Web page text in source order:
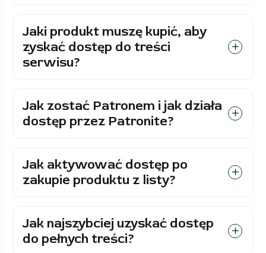
Jaki produkt muszę kupić, aby
zyskać dostęp do treści
serwisu?
Jak zostać Patronem i jak działa
dostęp przez Patronite?
Jak aktywować dostęp po
zakupie produktu z listy?
Jak najszybciej uzyskać dostęp
do pełnych treści?